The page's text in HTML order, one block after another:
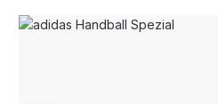
Bildergalerie überspringen